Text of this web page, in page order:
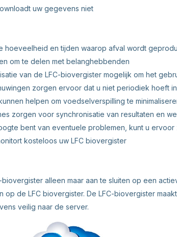
uw gegevens niet
hoeveelheid en tijden waarop afval wordt
om te delen met belanghebbenden
van de LFC-biovergister mogelijk om het
zorgen ervoor dat u niet periodiek hoeft
helpen om voedselverspilling te
zorgen voor synchronisatie van resultaten en
bent van eventuele problemen, kunt u
kosteloos uw LFC biovergister
biovergister alleen maar aan te sluiten op een
op de LFC biovergister. De LFC-biovergister
veilig naar de server.